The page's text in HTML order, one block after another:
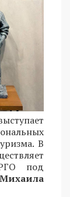
В
под